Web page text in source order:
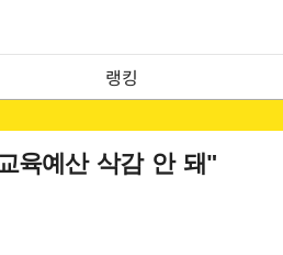
랭킹
육예산 삭감 안 돼"